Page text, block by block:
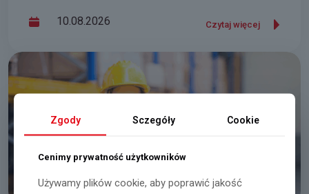
10.08.2026 Czytaj więcej
Zgody Sczegóły Cookie
Cenimy prywatność użytkowników
Używamy plików cookie, aby poprawić jakość